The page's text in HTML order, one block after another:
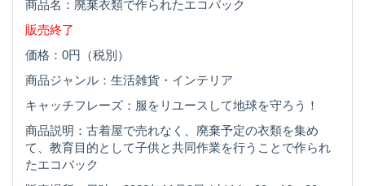
商品名：廃棄衣類で作られたエコバック
販売終了
価格：0円（税別）
商品ジャンル：生活雑貨・インテリア
キャッチフレーズ：服をリユースして地球を守ろう！
商品説明：古着屋で売れなく、廃棄予定の衣類を集め
て、教育目的として子供と共同作業を行うことで作られ
たエコバック